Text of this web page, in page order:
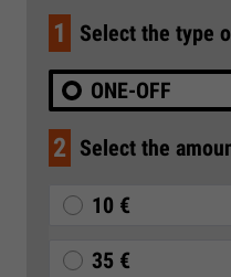
1 Select the type
ONE-OFF
2 Select the
10 €
35 €